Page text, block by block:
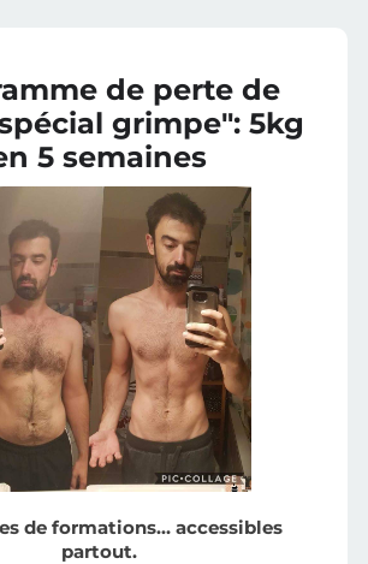
de perte de
grimpe": 5kg
5 semaines
de formations… accessibles
partout.